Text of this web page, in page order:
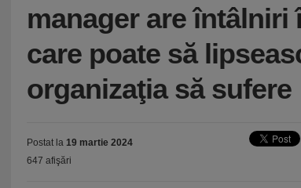
manager are întâlniri
care poate să
organizaţia să sufere
Postat la 19 martie 2024
647 afişări